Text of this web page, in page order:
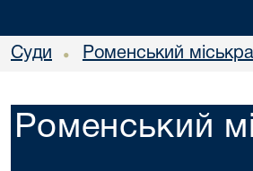
Суди • Роменський
Роменський